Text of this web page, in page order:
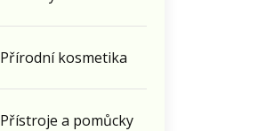
Přírodní kosmetika
Přístroje a pomůcky